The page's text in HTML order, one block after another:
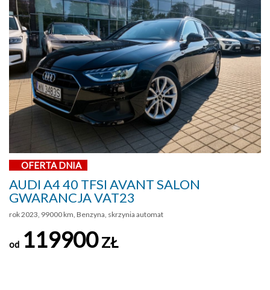
OFERTA DNIA
AUDI A4 40 TFSI AVANT SALON
GWARANCJA VAT23
rok 2023, 99000 km, Benzyna, skrzynia automat
od 119900ZŁ